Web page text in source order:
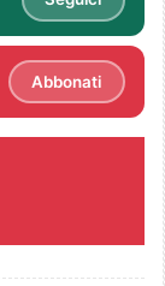
Abbonati